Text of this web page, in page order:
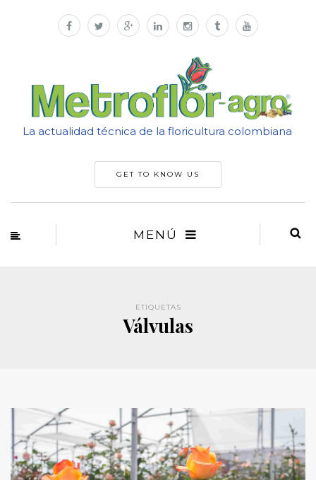
La actualidad técnica de la floricultura colombiana
GET TO KNOW US
MENÚ
ETIQUETAS
Válvulas